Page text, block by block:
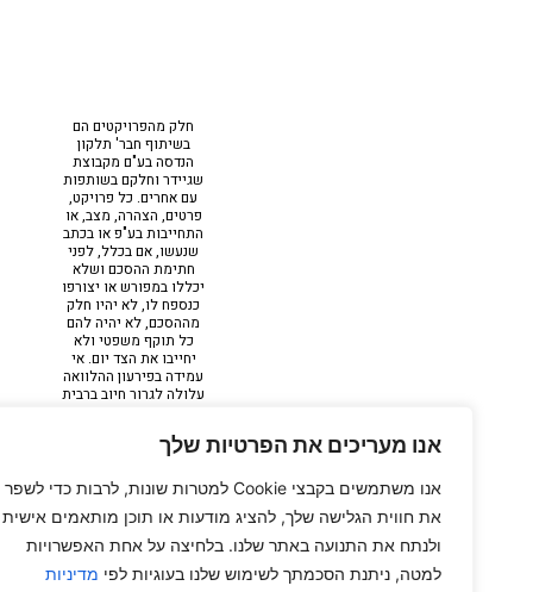
אנו מעריכים את הפרטיות שלך
אנו משתמשים בקבצי Cookie למטרות שונות, לרבות כדי לשפר
את חווית הגלישה שלך, להציג מודעות או תוכן מותאמים אישית
ולנתח את התנועה באתר שלנו. בלחיצה על אחת האפשרויות
למטה, ניתנת הסכמתך לשימוש שלנו בעוגיות לפימדיניות
חלק מהפרויקטים הם
בשיתוף חבר' תלקון
הנדסה בע"ם מקבוצת
שגיידר וחלקם בשותפות
עם אחרים. כל פרויקט,
פרטים, הצהרה, מצב, או
התחייבות בע"פ או בכתב
שנעשו, אם בכלל, לפני
חתימת ההסכם ושלא
יכללו במפורש או יצורפו
כנספח לו, לא יהיו חלק
מההסכם, לא יהיה להם
כל תוקף משפטי ולא
יחייבו את הצד יום. אי
עמידה בפירעון ההלוואה
עלולה לגרור חיוב ברבית
לפועל. כל ההדמיות
להמחשה בלבד ט.ל.ח